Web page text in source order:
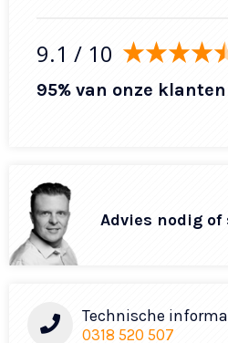
9.1 / 10
95% van onze
Advies nodig
Technische
0318 520 507